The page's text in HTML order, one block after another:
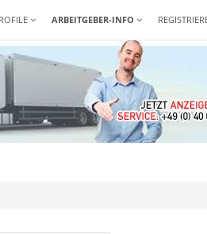
ARBEITGEBER-INFO